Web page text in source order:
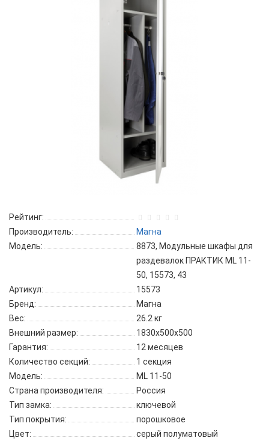
Рейтинг:
Производитель:
Магна
Модель:
8873, Модульные шкафы для
раздевалок ПРАКТИК ML 11-
50, 15573, 43
Артикул:
15573
Бренд:
Магна
Вес:
26.2 кг
Внешний размер:
1830x500x500
Гарантия:
12 месяцев
Количество секций:
1 секция
Модель:
ML 11-50
Страна производителя:
Россия
Тип замка:
ключевой
Тип покрытия:
порошковое
Цвет:
серый полуматовый